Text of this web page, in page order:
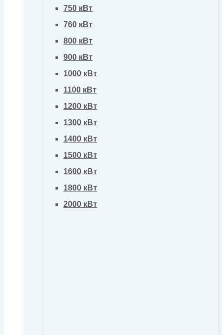
750 кВт
760 кВт
800 кВт
900 кВт
1000 кВт
1100 кВт
1200 кВт
1300 кВт
1400 кВт
1500 кВт
1600 кВт
1800 кВт
2000 кВт